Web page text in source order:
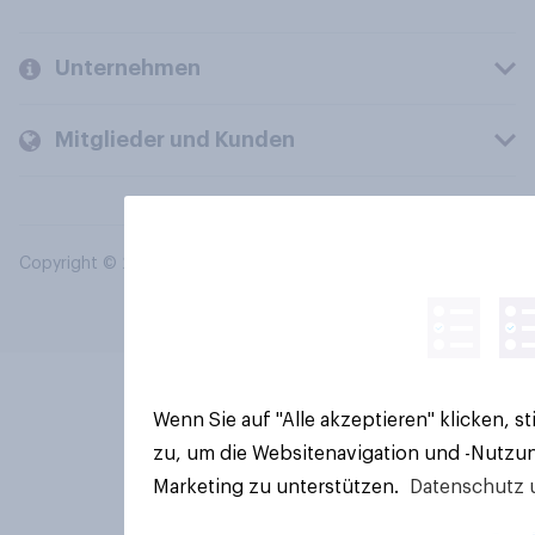
Unternehmen
Mitglieder und Kunden
Copyright © 2026 YouGov PLC. Alle Rechte vorbehalten.
Wenn Sie auf "Alle akzeptieren" klicken,
zu, um die Websitenavigation und -
Marketing zu unterstützen.
Datenschutz